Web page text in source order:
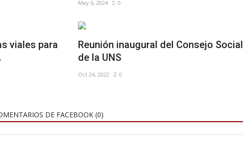
May 6, 2024 0
viales para
Reunión inaugural del Consejo Social
de la UNS
Oct 24, 2022 0
DE FACEBOOK (0)
las vacunas
3 equipos locales...